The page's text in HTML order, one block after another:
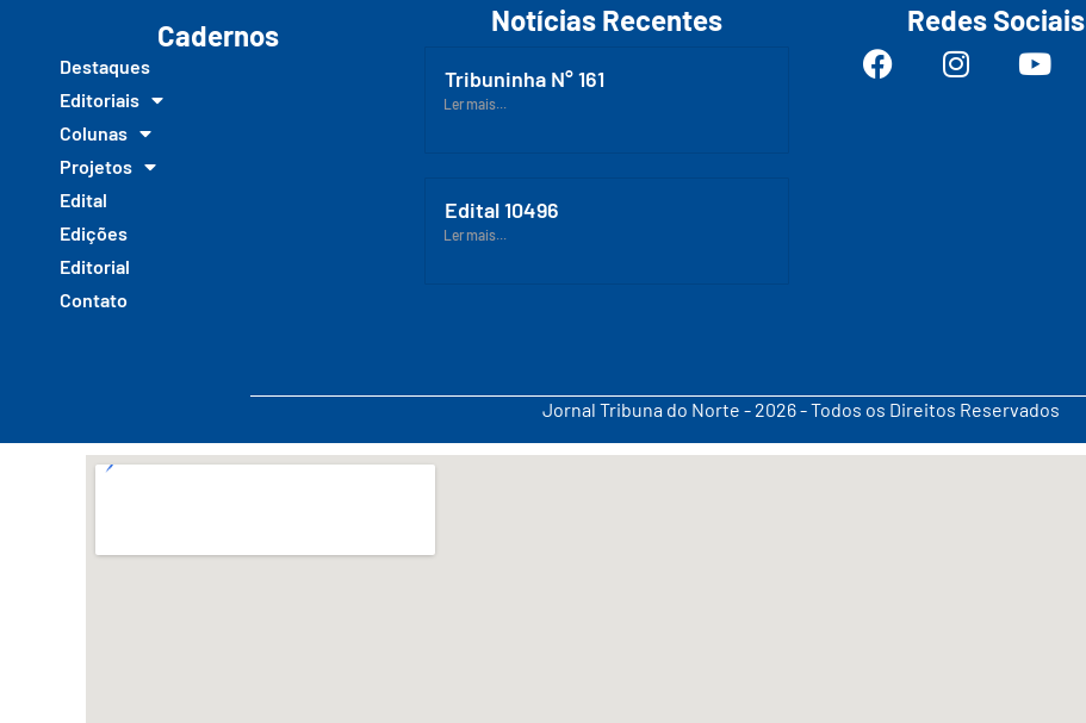
Cadernos
Destaques
Editoriais
Colunas
Projetos
Edital
Edições
Editorial
Contato
Notícias Recentes
Tribuninha N° 161
Ler mais...
Edital 10496
Ler mais...
Redes Sociais
Jornal Tribuna do Norte - 2026 - Todos os Direitos Reservados